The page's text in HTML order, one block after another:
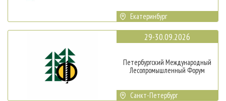
Екатеринбург
29-30.09.2026
Петербургский Международный
Лесопромышленный Форум
Санкт-Петербург